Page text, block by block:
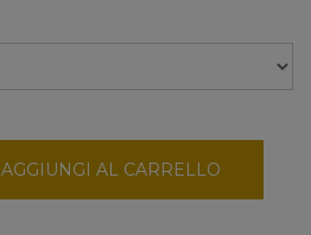
AGGIUNGI AL CARRELLO